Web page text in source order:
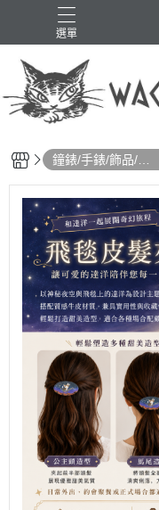
選單
鑰匙圈
鐘錶/手錶/飾品/髮
飾